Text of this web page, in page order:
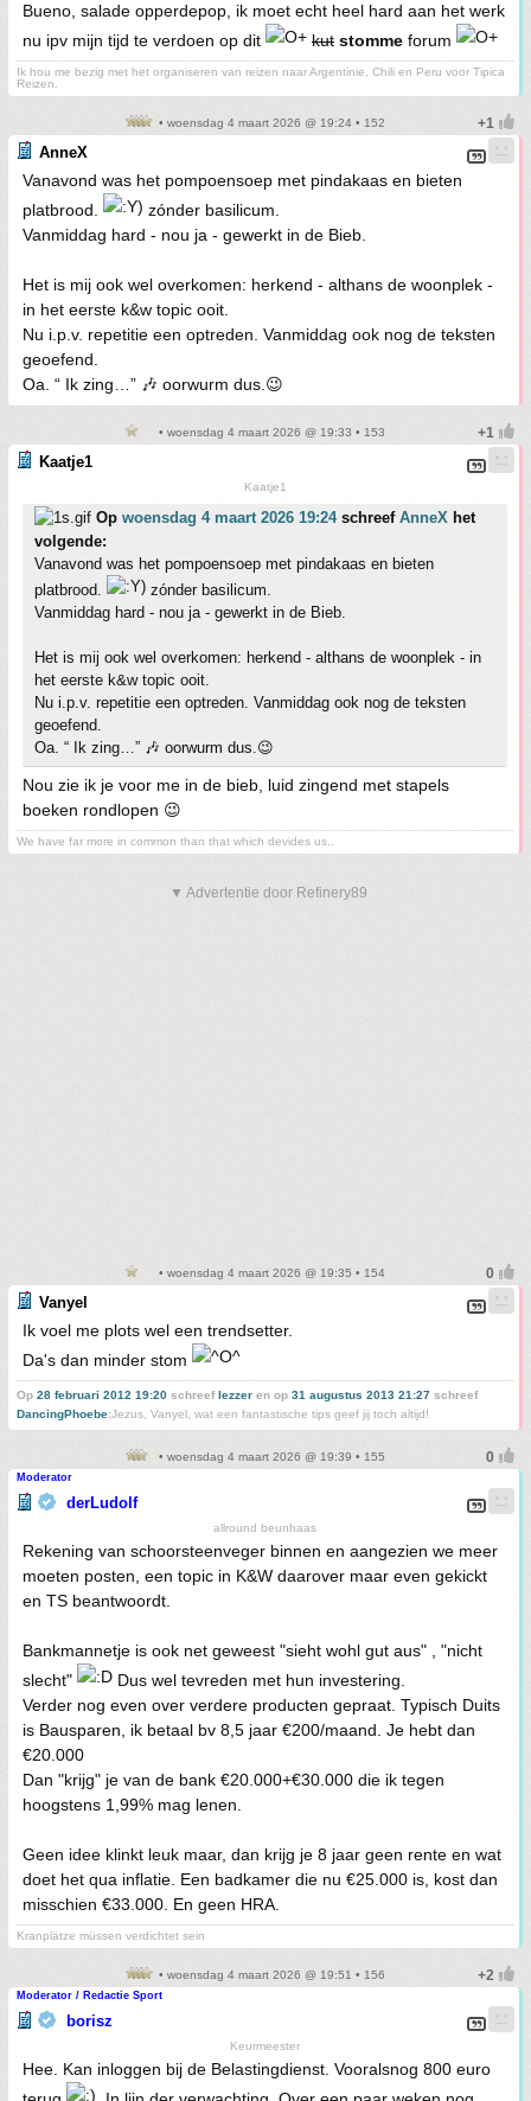
Bueno, salade opperdepop, ik moet echt heel hard aan het werk
nu ipv mijn tijd te verdoen op dit
kut stomme forum
Ik hou me bezig met het organiseren van reizen naar Argentinie, Chili en Peru voor Tipica
Reizen.
• woensdag 4 maart 2026 @ 19:24 • 152
AnneX
Vanavond was het pompoensoep met pindakaas en bieten
platbrood.
zónder basilicum.
Vanmiddag hard - nou ja - gewerkt in de Bieb.
Het is mij ook wel overkomen: herkend - althans de woonplek -
in het eerste k&w topic ooit.
Nu i.p.v. repetitie een optreden. Vanmiddag ook nog de teksten
geoefend.
Oa. “ Ik zing…” 🎶 oorwurm dus.😉
• woensdag 4 maart 2026 @ 19:33 • 153
Kaatje1
Kaatje1
Op woensdag 4 maart 2026 19:24schreef AnneX het
volgende:
Vanavond was het pompoensoep met pindakaas en bieten
platbrood.
zónder basilicum.
Vanmiddag hard - nou ja - gewerkt in de Bieb.
Het is mij ook wel overkomen: herkend - althans de woonplek - in
het eerste k&w topic ooit.
Nu i.p.v. repetitie een optreden. Vanmiddag ook nog de teksten
geoefend.
Oa. “ Ik zing…” 🎶 oorwurm dus.😉
Nou zie ik je voor me in de bieb, luid zingend met stapels
boeken rondlopen 😉
We have far more in common than that which devides us..
▼ Advertentie door Refinery89
• woensdag 4 maart 2026 @ 19:35 • 154
Vanyel
Ik voel me plots wel een trendsetter.
Da's dan minder stom
Op 28 februari 2012 19:20 schreeflezzer en op 31 augustus 2013 21:27 schreef
DancingPhoebe:Jezus, Vanyel, wat een fantastische tips geef jij toch altijd!
• woensdag 4 maart 2026 @ 19:39 • 155
Moderator
derLudolf
allround beunhaas
Rekening van schoorsteenveger binnen en aangezien we meer
moeten posten, een topic in K&W daarover maar even gekickt
en TS beantwoordt.
Bankmannetje is ook net geweest "sieht wohl gut aus" , "nicht
slecht"
Dus wel tevreden met hun investering.
Verder nog even over verdere producten gepraat. Typisch Duits
is Bausparen, ik betaal bv 8,5 jaar €200/maand. Je hebt dan
€20.000
Dan "krijg" je van de bank €20.000+€30.000 die ik tegen
hoogstens 1,99% mag lenen.
Geen idee klinkt leuk maar, dan krijg je 8 jaar geen rente en wat
doet het qua inflatie. Een badkamer die nu €25.000 is, kost dan
misschien €33.000. En geen HRA.
Kranplätze müssen verdichtet sein
• woensdag 4 maart 2026 @ 19:51 • 156
Moderator / Redactie Sport
borisz
Keurmeester
Hee. Kan inloggen bij de Belastingdienst. Vooralsnog 800 euro